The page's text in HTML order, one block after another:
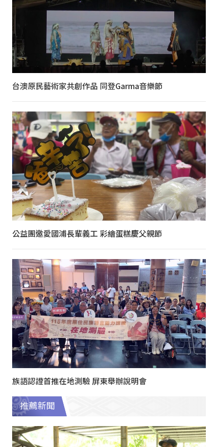
台澳原民藝術家共創作品 同登Garma音樂節
公益團邀愛國浦長輩義工 彩繪蛋糕慶父親節
族語認證首推在地測驗 屏東舉辦說明會
推薦新聞